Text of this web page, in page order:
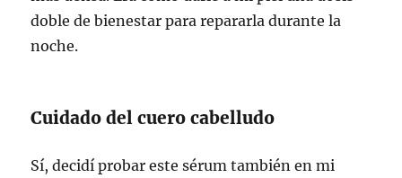
doble de bienestar para repararla durante la
noche.
Cuidado del cuero cabelludo
Sí, decidí probar este sérum también en mi